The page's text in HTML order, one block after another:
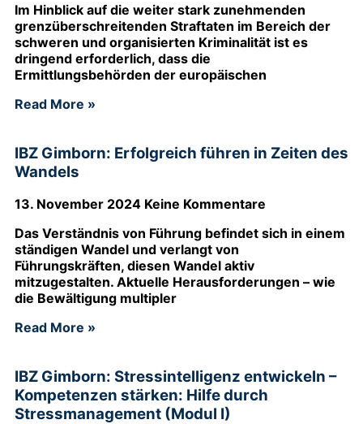
Im Hinblick auf die weiter stark zunehmenden
grenzüberschreitenden Straftaten im Bereich der
schweren und organisierten Kriminalität ist es
dringend erforderlich, dass die
Ermittlungsbehörden der europäischen
Read More »
IBZ Gimborn: Erfolgreich führen in Zeiten des
Wandels
13. November 2024 Keine Kommentare
Das Verständnis von Führung befindet sich in einem
ständigen Wandel und verlangt von
Führungskräften, diesen Wandel aktiv
mitzugestalten. Aktuelle Herausforderungen – wie
die Bewältigung multipler
Read More »
IBZ Gimborn: Stressintelligenz entwickeln –
Kompetenzen stärken: Hilfe durch
Stressmanagement (Modul I)